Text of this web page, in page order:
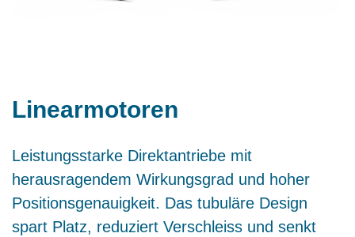
Linearmotoren
Leistungsstarke Direktantriebe mit
herausragendem Wirkungsgrad und hoher
Positionsgenauigkeit. Das tubuläre Design
spart Platz, reduziert Verschleiss und senkt